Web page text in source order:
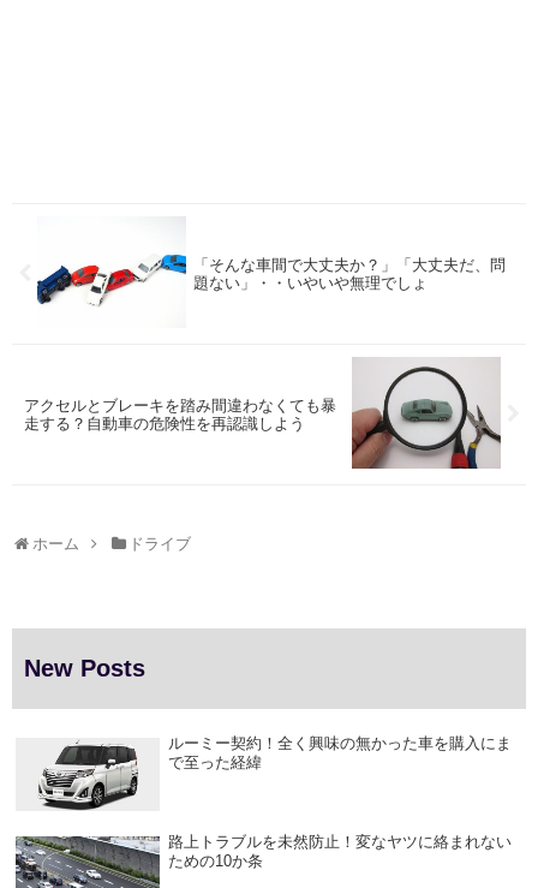
「そんな車間で大丈夫か？」「大丈夫だ、問
題ない」・・いやいや無理でしょ
アクセルとブレーキを踏み間違わなくても暴
走する？自動車の危険性を再認識しよう
ホーム ドライブ
New Posts
ルーミー契約！全く興味の無かった車を購入にま
で至った経緯
路上トラブルを未然防止！変なヤツに絡まれない
ための10か条